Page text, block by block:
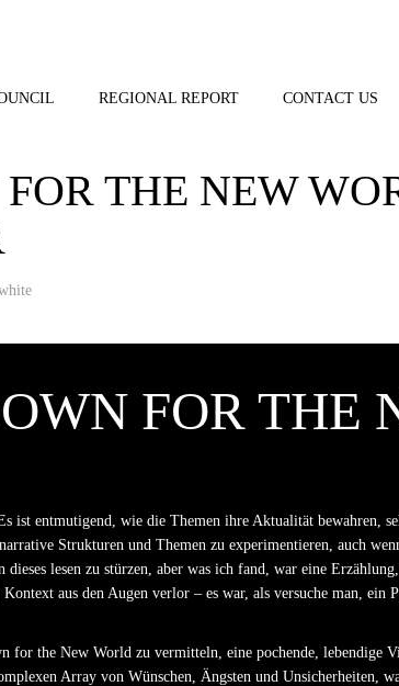
REGIONAL REPORT CONTACT US
THE NEW
FOR THE
ist entmutigend, wie die Themen ihre Aktualität bewahren,
Strukturen und Themen zu experimentieren, auch
lesen zu stürzen, aber was ich fand, war eine
aus den Augen verlor – es war, als versuche man, ein
for the New World zu vermitteln, eine pochende, lebendige
Array von Wünschen, Ängsten und Unsicherheiten,